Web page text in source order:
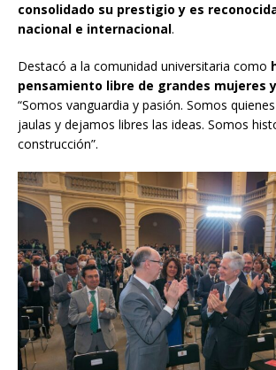
consolidado su prestigio y es
nacional e internacional.
Destacó a la comunidad universitaria como
pensamiento libre de grandes mujeres
“Somos vanguardia y pasión. Somos
jaulas y dejamos libres las ideas. Somos
construcción”.